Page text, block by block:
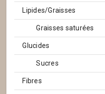
Lipides/Graisses
Graisses saturées
Glucides
Sucres
Fibres